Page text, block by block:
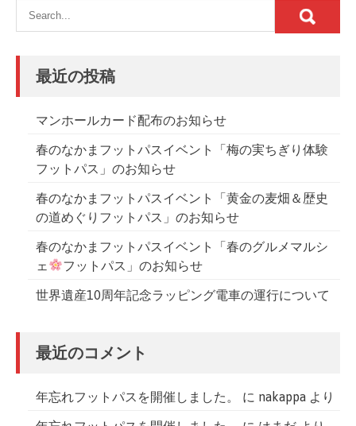
ナ
ビ
ゲ
ー
シ
ン
最近の投稿
マンホールカード配布のお知らせ
春のなかまフットパスイベント「梅の実ちぎり体験
フットパス」のお知らせ
春のなかまフットパスイベント「黄金の麦畑＆歴史
の道めぐりフットパス」のお知らせ
春のなかまフットパスイベント「春のグルメマルシ
ェ
フットパス」のお知らせ
世界遺産10周年記念ラッピング電車の運行について
最近のコメント
年忘れフットパスを開催しました。 に nakappa より